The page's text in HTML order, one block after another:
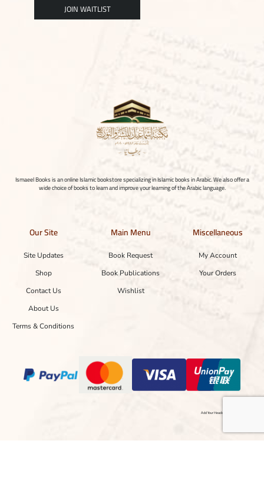
Ismaeel Books is an online Islamic bookstore specializing in Islamic books in Arabic. We also offer a
wide choice of books to learn and improve your learning of the Arabic language.
Our Site
Site Updates
Shop
Contact Us
About Us
Terms & Conditions
Main Menu
Book Request
Book Publications
Wishlist
Miscellaneous
My Account
Your Orders
Add Your Heading Text Here